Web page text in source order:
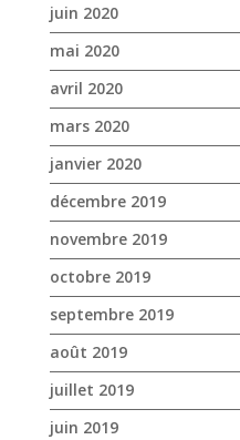
juin 2020
mai 2020
avril 2020
mars 2020
janvier 2020
décembre 2019
novembre 2019
octobre 2019
septembre 2019
août 2019
juillet 2019
juin 2019